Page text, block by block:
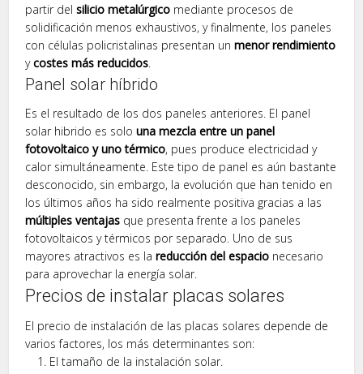
partir delsilicio metalúrgico mediante procesos de
solidificación menos exhaustivos, y finalmente, los paneles
con células policristalinas presentan unmenor rendimiento
ycostes más reducidos
Panel solar híbrido
Es el resultado de los dos paneles anteriores. El panel
solar hibrido es solouna mezcla entre un panel
fotovoltaico y uno térmico, pues produce electricidad y
calor simultáneamente. Este tipo de panel es aún bastante
desconocido, sin embargo, la evolución que han tenido en
los últimos años ha sido realmente positiva gracias a las
múltiples ventajas que presenta frente a los paneles
fotovoltaicos y térmicos por separado. Uno de sus
mayores atractivos es lareducción del espacio necesario
para aprovechar la energía solar.
Precios de instalar placas solares
El precio de instalación de las placas solares depende de
varios factores, los más determinantes son:
El tamaño de la instalación solar.